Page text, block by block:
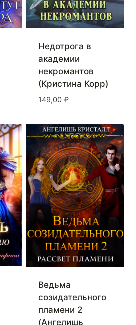
Недотрога в
академии
некромантов
(Кристина Корр)
149,00 ₽
Ведьма
созидательного
пламени 2
(Ангелишь